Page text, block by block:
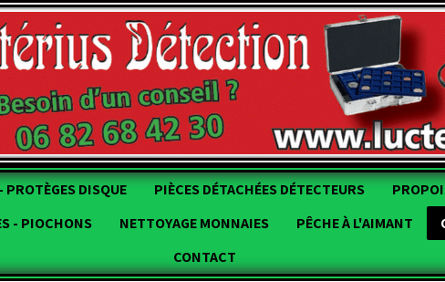
PROTÈGES DISQUE PIÈCES DÉTACHÉES DÉTECTEURS
- PIOCHONS
NETTOYAGE MONNAIES PÊCHE À L'AIMANT
CONTACT